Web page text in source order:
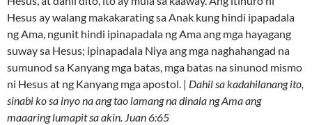
Hesus ay walang makakarating sa Anak kung hindi ipapadala
ng Ama, ngunit hindi ipinapadala ng Ama ang mga hayagang
suway sa Hesus; ipinapadala Niya ang mga naghahangad na
sumunod sa Kanyang mga batas, mga batas na sinunod mismo
ni Hesus at ng Kanyang mga apostol. | Dahil sa kadahilanang ito,
sinabi ko sa inyo na ang tao lamang na dinala ng Ama ang
maaaring lumapit sa akin. Juan 6:65